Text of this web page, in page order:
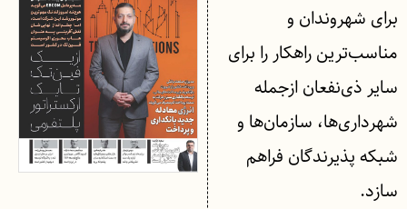
برای شهروندان و
مناسب‌ترین راهکار را برای
سایر ذی‌نفعان ازجمله
شهرداری‌ها، سازمان‌ها و
شبکه پذیرندگان فراهم
سازد.